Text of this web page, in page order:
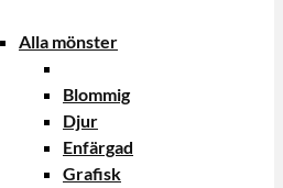
Alla mönster
Blommig
Djur
Enfärgad
Grafisk